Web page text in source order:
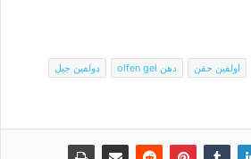
اولفين حقن دهن olfen gel
دولفين جيل